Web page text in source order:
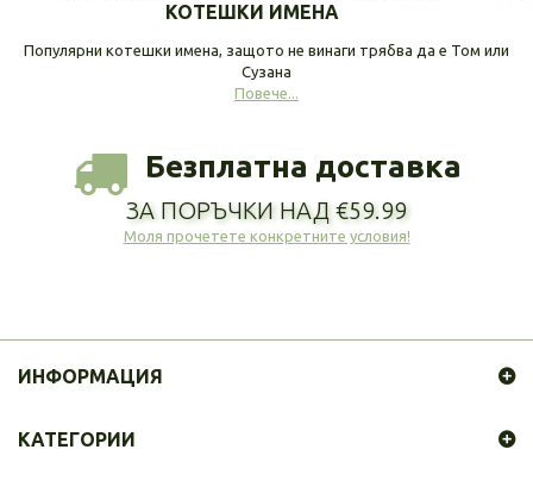
КОТЕШКИ ИМЕНА
Популярни котешки имена, защото не винаги трябва да е Том или
Сузана
Повече...
Безплатна доставка
ЗА ПОРЪЧКИ НАД €59.99
Моля прочетете конкретните условия!
ИНФОРМАЦИЯ
КАТЕГОРИИ